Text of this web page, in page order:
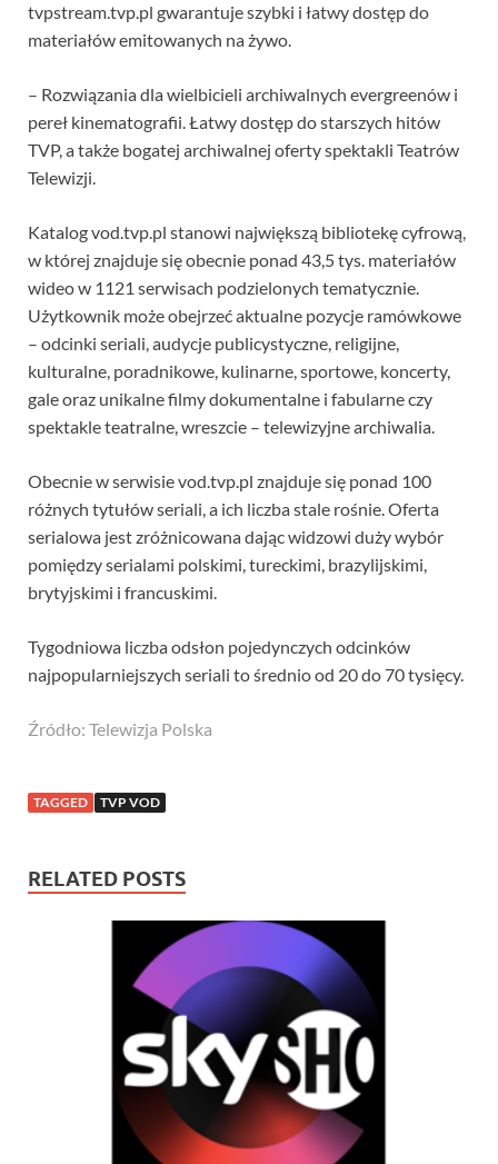
tvpstream.tvp.pl gwarantuje szybki i łatwy dostęp do
materiałów emitowanych na żywo.
– Rozwiązania dla wielbicieli archiwalnych evergreenów i
pereł kinematografii. Łatwy dostęp do starszych hitów
TVP, a także bogatej archiwalnej oferty spektakli Teatrów
Telewizji.
Katalog vod.tvp.pl stanowi największą bibliotekę cyfrową,
w której znajduje się obecnie ponad 43,5 tys. materiałów
wideo w 1121 serwisach podzielonych tematycznie.
Użytkownik może obejrzeć aktualne pozycje ramówkowe
– odcinki seriali, audycje publicystyczne, religijne,
kulturalne, poradnikowe, kulinarne, sportowe, koncerty,
gale oraz unikalne filmy dokumentalne i fabularne czy
spektakle teatralne, wreszcie – telewizyjne archiwalia.
Obecnie w serwisie vod.tvp.pl znajduje się ponad 100
różnych tytułów seriali, a ich liczba stale rośnie. Oferta
serialowa jest zróżnicowana dając widzowi duży wybór
pomiędzy serialami polskimi, tureckimi, brazylijskimi,
brytyjskimi i francuskimi.
Tygodniowa liczba odsłon pojedynczych odcinków
najpopularniejszych seriali to średnio od 20 do 70 tysięcy.
Źródło: Telewizja Polska
TAGGED TVP VOD
RELATED POSTS